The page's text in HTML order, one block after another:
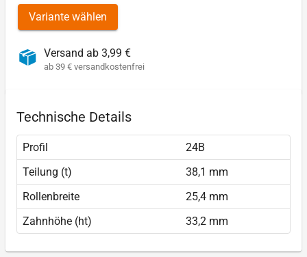
Variante wählen
Versand ab 3,99 €
ab 39 € versandkostenfrei
Technische Details
Profil
24B
Teilung (t)
38,1 mm
Rollenbreite
25,4 mm
Zahnhöhe (ht)
33,2 mm